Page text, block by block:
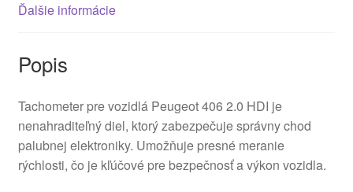
Ďalšie informácie
Popis
Tachometer pre vozidlá Peugeot 406 2.0 HDI je
nenahraditeľný diel, ktorý zabezpečuje správny chod
palubnej elektroniky. Umožňuje presné meranie
rýchlosti, čo je kľúčové pre bezpečnosť a výkon vozidla.